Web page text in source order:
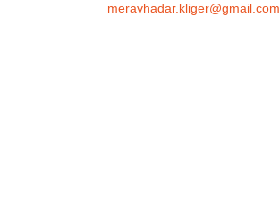
meravhadar.kliger@gmail.com